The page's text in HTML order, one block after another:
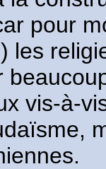
pour
les
vis-à-